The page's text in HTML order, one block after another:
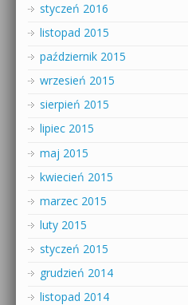
styczeń 2016
listopad 2015
październik 2015
wrzesień 2015
sierpień 2015
lipiec 2015
maj 2015
kwiecień 2015
marzec 2015
luty 2015
styczeń 2015
grudzień 2014
listopad 2014